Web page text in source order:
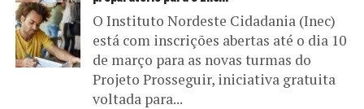
O Instituto Nordeste Cidadania (Inec)
está com inscrições abertas até o dia 10
de março para as novas turmas do
Projeto Prosseguir, iniciativa gratuita
voltada para...